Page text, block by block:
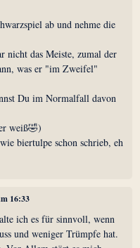
ab und nehme die
nicht das Meiste, zumal der
was er "im Zweifel"
Du im Normalfall davon
weiß🤣)
biertulpe schon schrieb, eh
16:33
ich es für sinnvoll, wenn
und weniger Trümpfe hat.